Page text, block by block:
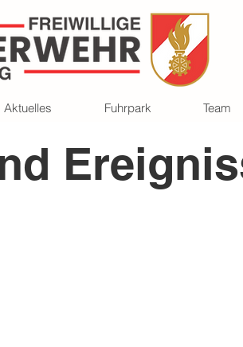
Aktuelles Fuhrpark Team